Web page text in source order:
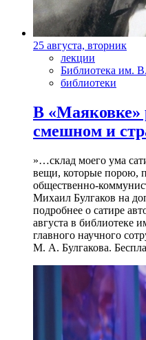
25 августа, вторник
лекции
Библиотека им.
библиотеки
В «Маяковке»
смешном и
»…склад моего ума
вещи, которые порою,
общественно-
Михаил Булгаков на
подробнее о сатире
августа в библиотеке
главного научного
М. А. Булгакова.